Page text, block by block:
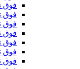
فوق
فوق
فوق
فوق
فوق
فوق